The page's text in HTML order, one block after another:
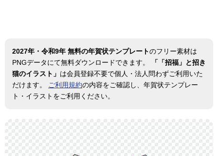
2027年・令和9年 無料の年賀状テンプレートのフリー素材は
PNGデータにて無料ダウンロードできます。
「「招福」と招き
猫のイラスト」 は会員登録不要で個人・法人問わずご利用いた
だけます。
ご利用規約の内容をご確認し、年賀状テンプレー
ト・イラストをご利用ください。